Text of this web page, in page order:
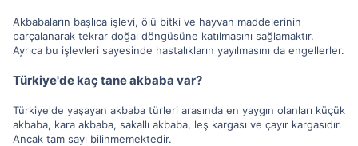
Akbabaların başlıca işlevi, ölü bitki ve hayvan maddelerinin
parçalanarak tekrar doğal döngüsüne katılmasını sağlamaktır.
Ayrıca bu işlevleri sayesinde hastalıkların yayılmasını da engellerler.
Türkiye'de kaç tane akbaba var?
Türkiye'de yaşayan akbaba türleri arasında en yaygın olanları küçük
akbaba, kara akbaba, sakallı akbaba, leş kargası ve çayır kargasıdır.
Ancak tam sayı bilinmemektedir.